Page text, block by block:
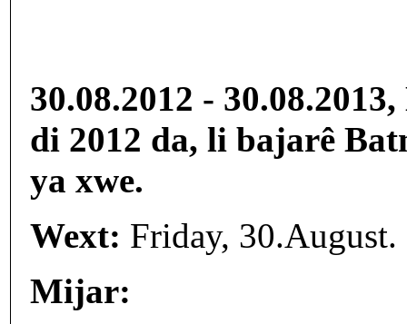
30.08.2012 -
di 2012 da, li bajarê
ya xwe.
Wext: Friday,
Mijar: